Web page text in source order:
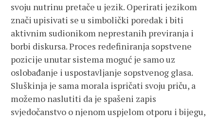
svoju nutrinu pretače u jezik. Operirati jezikom
znači upisivati se u simbolički poredak i biti
aktivnim sudionikom neprestanih previranja i
borbi diskursa. Proces redefiniranja sopstvene
pozicije unutar sistema moguć je samo uz
oslobađanje i uspostavljanje sopstvenog glasa.
Sluškinja je sama morala ispričati svoju priču, a
možemo naslutiti da je spašeni zapis
svjedočanstvo o njenom uspjelom otporu i bijegu,